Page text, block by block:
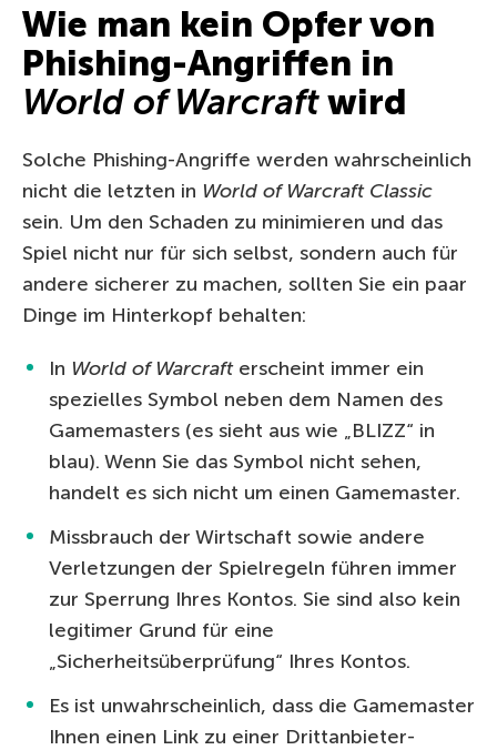
Wie man kein Opfer von
Phishing-Angriffen in
World of Warcraftwird
Solche Phishing-Angriffe werden wahrscheinlich
nicht die letzten in World of Warcraft Classic
sein. Um den Schaden zu minimieren und das
Spiel nicht nur für sich selbst, sondern auch für
andere sicherer zu machen, sollten Sie ein paar
Dinge im Hinterkopf behalten:
In World of Warcrafterscheint immer ein
spezielles Symbol neben dem Namen des
Gamemasters (es sieht aus wie „BLIZZ“ in
blau). Wenn Sie das Symbol nicht sehen,
handelt es sich nicht um einen Gamemaster.
Missbrauch der Wirtschaft sowie andere
Verletzungen der Spielregeln führen immer
zur Sperrung Ihres Kontos. Sie sind also kein
legitimer Grund für eine
„Sicherheitsüberprüfung“ Ihres Kontos.
Es ist unwahrscheinlich, dass die Gamemaster
Ihnen einen Link zu einer Drittanbieter-